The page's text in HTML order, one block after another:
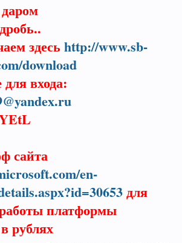
здесь http://www.sb-
download
входа:
сайта
en-
для
платформы
рублях